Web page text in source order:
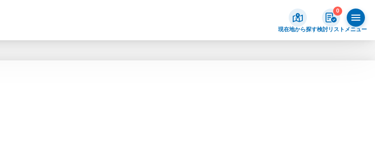
現在地から探す
0
検討リスト メニュー